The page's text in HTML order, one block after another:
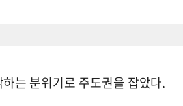
는 분위기로 주도권을 잡았다.